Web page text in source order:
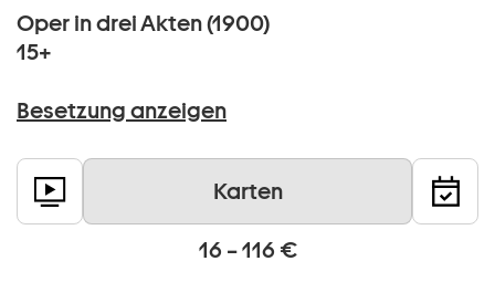
Oper in drei Akten (1900)
15+
Besetzung anzeigen
Karten
16 – 116 €